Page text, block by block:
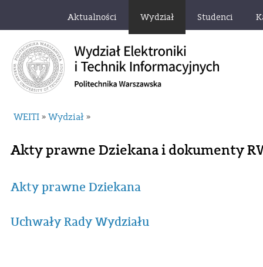
Aktualności Wydział Studenci
WEITI » Wydział »
Akty prawne Dziekana i dokumenty
Akty prawne Dziekana
Uchwały Rady Wydziału